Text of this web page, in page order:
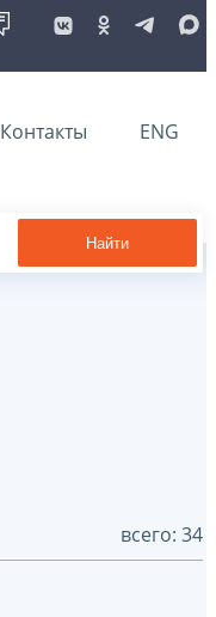
Контакты ENG
Найти
всего: 34